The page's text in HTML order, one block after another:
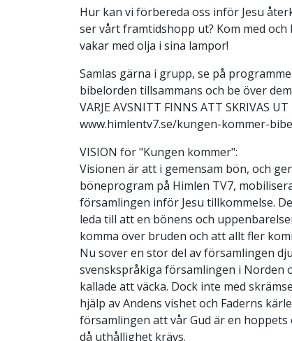
Hur kan vi förbereda oss inför Jesu
ser vårt framtidshopp ut? Kom med
vakar med olja i sina lampor!
Samlas gärna i grupp, se på
bibelorden tillsammans och be över
VARJE AVSNITT FINNS ATT SKRIVAS UT
www.himlentv7.se/kungen-kommer-
VISION för "Kungen kommer":
Visionen är att i gemensam bön, och
böneprogram på Himlen TV7,
församlingen inför Jesu tillkommelse.
leda till att en bönens och
komma över bruden och att allt fler
Nu sover en stor del av församlingen
svenskspråkiga församlingen i Norden
kallade att väcka. Dock inte med
hjälp av Andens vishet och Faderns
församlingen att vår Gud är en
då uthållighet krävs.